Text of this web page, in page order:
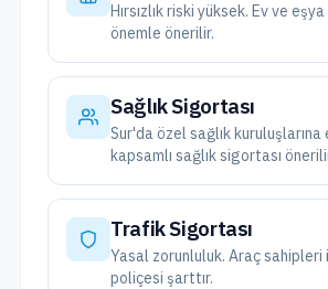
Hırsızlık riski yüksek. Ev ve
önemle önerilir.
Sağlık Sigortası
Sur'da özel sağlık kuruluşlarına
kapsamlı sağlık sigortası
Trafik Sigortası
Yasal zorunluluk. Araç
poliçesi şarttır.